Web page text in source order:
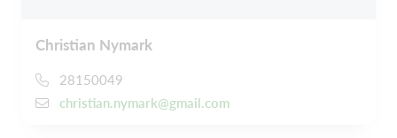
Christian Nymark
28150049
christian.nymark@gmail.com